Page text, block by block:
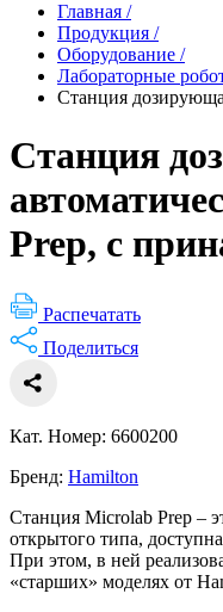
Главная /
Продукция /
Оборудование /
Лабораторные
Станция
Станция
Prep, с
Распечатать
Поделиться
Кат. Номер: 6600200
Бренд: Hamilton
Станция Microlab Prep –
открытого типа,
При этом, в ней
«старших» моделях от